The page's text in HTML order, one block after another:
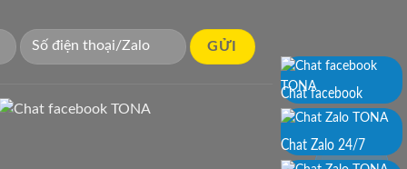
Chat facebook
Chat Zalo 24/7